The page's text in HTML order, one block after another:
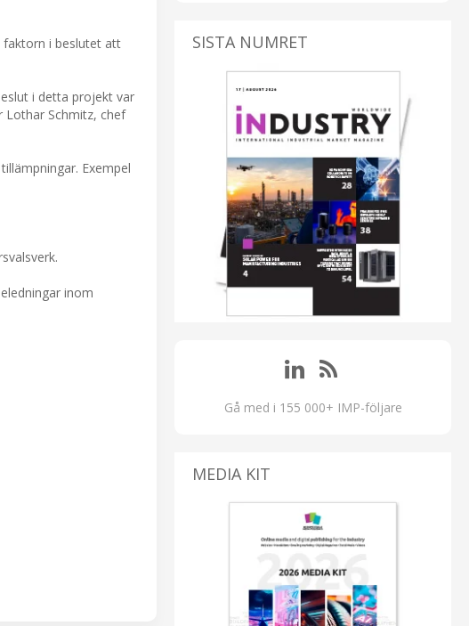
faktorn i beslutet att
i detta projekt var
Lothar Schmitz, chef
Exempel
inom
SISTA NUMRET
Gå med i 155 000+ IMP-följare
MEDIA KIT